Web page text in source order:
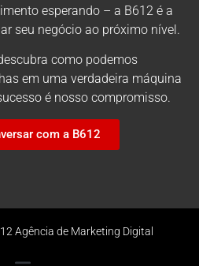
esperando – a B612 é a
seu negócio ao próximo nível.
como podemos
em uma verdadeira máquina
é nosso compromisso.
com a B612
Agência de Marketing Digital